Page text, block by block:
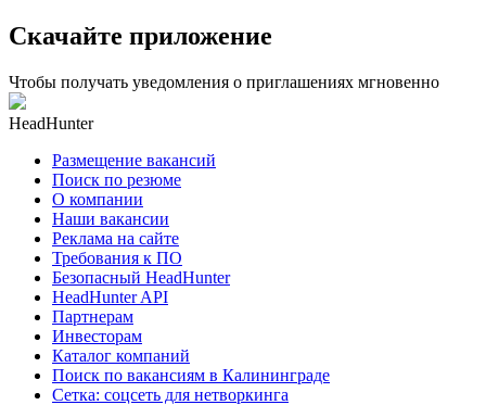
Скачайте приложение
Чтобы получать уведомления о приглашениях мгновенно
HeadHunter
Размещение вакансий
Поиск по резюме
О компании
Наши вакансии
Реклама на сайте
Требования к ПО
Безопасный HeadHunter
HeadHunter API
Партнерам
Инвесторам
Каталог компаний
Поиск по вакансиям в Калининграде
Сетка: соцсеть для нетворкинга